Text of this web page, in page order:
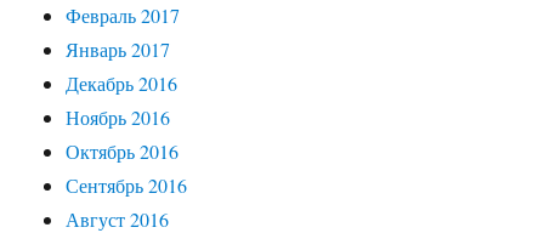
Февраль 2017
Январь 2017
Декабрь 2016
Ноябрь 2016
Октябрь 2016
Сентябрь 2016
Август 2016